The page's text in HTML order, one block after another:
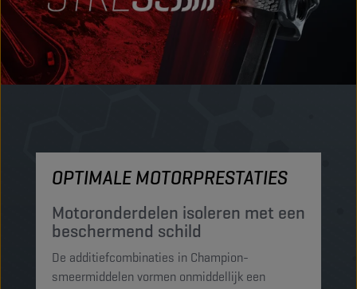
OPTIMALE MOTORPRESTATIES
Motoronderdelen isoleren met een
beschermend schild
De additiefcombinaties in Champion-
smeermiddelen vormen onmiddellijk een